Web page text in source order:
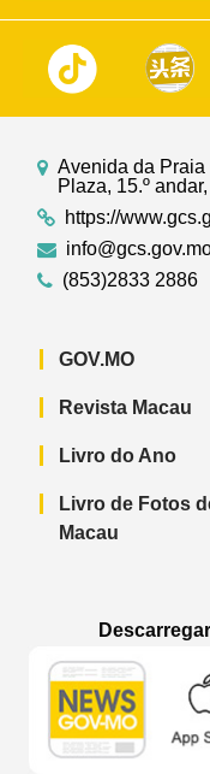
Avenida da Praia
Plaza, 15.º
https://
(853)2833 2886
GOV.MO
Revista Macau
Livro do Ano
Livro de Fotos
Macau